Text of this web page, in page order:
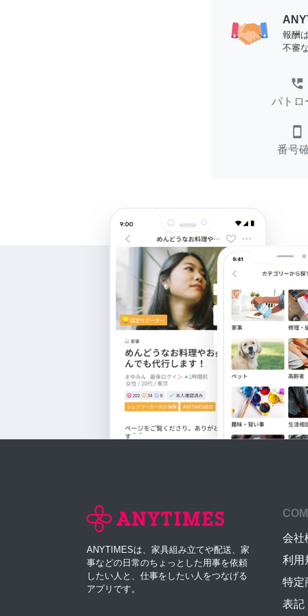
報酬
不審
perm_phone_msg
パトロ
smartphone
番号
ANYTIMESは、家具組み立てや配送、家
事などの日常のちょっとした用事を依頼
したい人と、仕事をしたい人をつなげる
アプリです。
会社
利用
特定
表記